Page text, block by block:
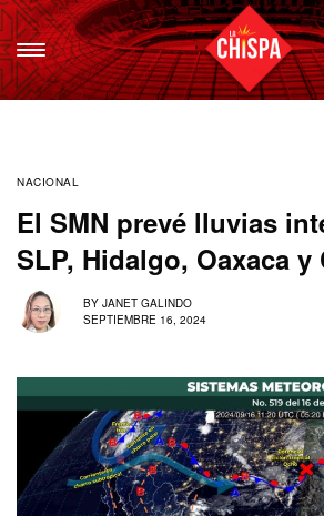
NACIONAL
El SMN prevé lluvias
SLP, Hidalgo, Oaxaca y
BY JANET GALINDO
SEPTIEMBRE 16, 2024